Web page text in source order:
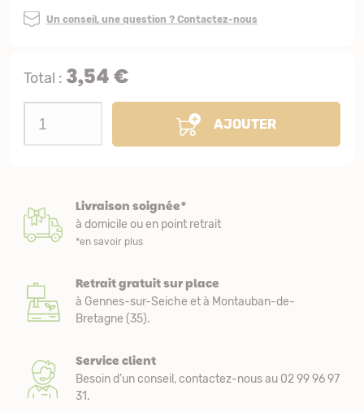
Un conseil, une question ? Contactez-nous
Total : 3,54 €
AJOUTER
Livraison soignée*
à domicile ou en point retrait
*en savoir plus
Retrait gratuit sur place
à Gennes-sur-Seiche et à Montauban-de-
Bretagne (35).
Service client
Besoin d’un conseil, contactez-nous au 02 99 96 97
31.